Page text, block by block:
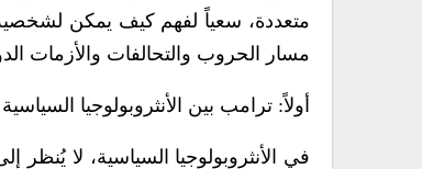
متعددة، سعياً لفهم كيف يمكن
مسار الحروب والتحالفات والأزمات
أولاً: ترامب بين الأنثروبولوجيا
في الأنثروبولوجيا السياسية، لا